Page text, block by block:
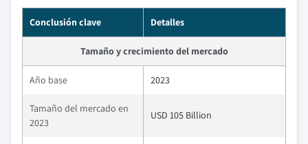
Conclusión clave Detalles
Tamaño y crecimiento del mercado
Año base 2023
Tamaño del mercado en
2023
USD 105 Billion